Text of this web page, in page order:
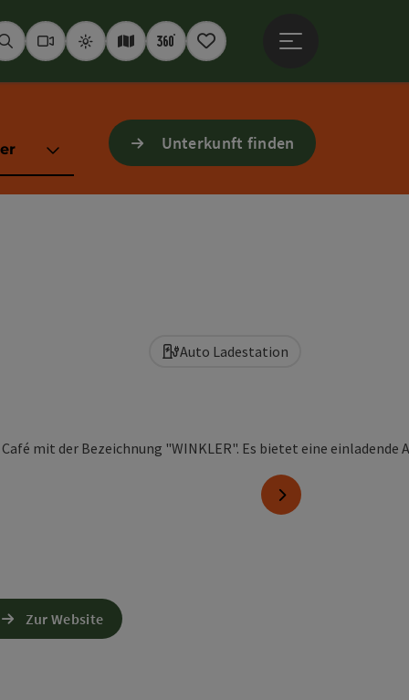
SuchenWebcams
WetterInteraktive Karte
360° Panoramen
Merkzettel
Unterkunft finden
nächstes Element
Auto Ladestation
Zur Website